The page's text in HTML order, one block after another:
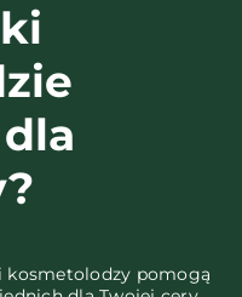
kosmetolodzy pomogą